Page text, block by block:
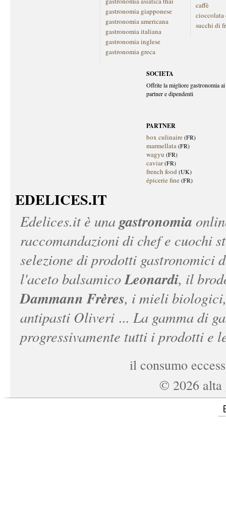
gastronomia giapponese
gastronomia americana
gastronomia italiana
gastronomia inglese
gastronomia greca
caffè
cioccolata
succhi di
SOCIETA
Offrite la migliore gastronomia
partner e dipendenti
PARTNER
box culinaire(FR)
marmellata(FR)
wagyu (FR)
caviar(FR)
french food (UK)
épicerie fine(FR)
EDELICES.IT
Edelices.itè una gastronomia
raccomandazioni di chef e cuochi
selezione di prodotti gastronomici
l'aceto balsamicoLeonardi, il
Dammann Frères, i mieli
antipasti Oliveri ... La gamma di
progressivamente tutti i prodotti e
il consumo
© 2026